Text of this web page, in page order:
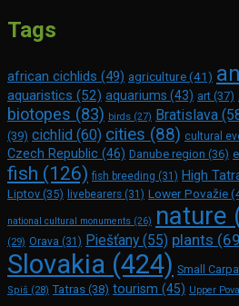
Tags
african cichlids (49) agriculture(41)
aquaristics (52) aquariums (43) art (37)
biotopes (83) birds (27) Bratislava
(39) cichlid (60) cities (88) cultural
Czech Republic (46) Danube region (36)
fish (126) fish breeding (31) High
Liptov (35) livebearers (31) Lower Považie
national cultural monuments (26) nature
(29) Orava (31) Piešťany (55) plants
Slovakia (424) Small
Spiš (28) Tatras (38) tourism (45) Upper